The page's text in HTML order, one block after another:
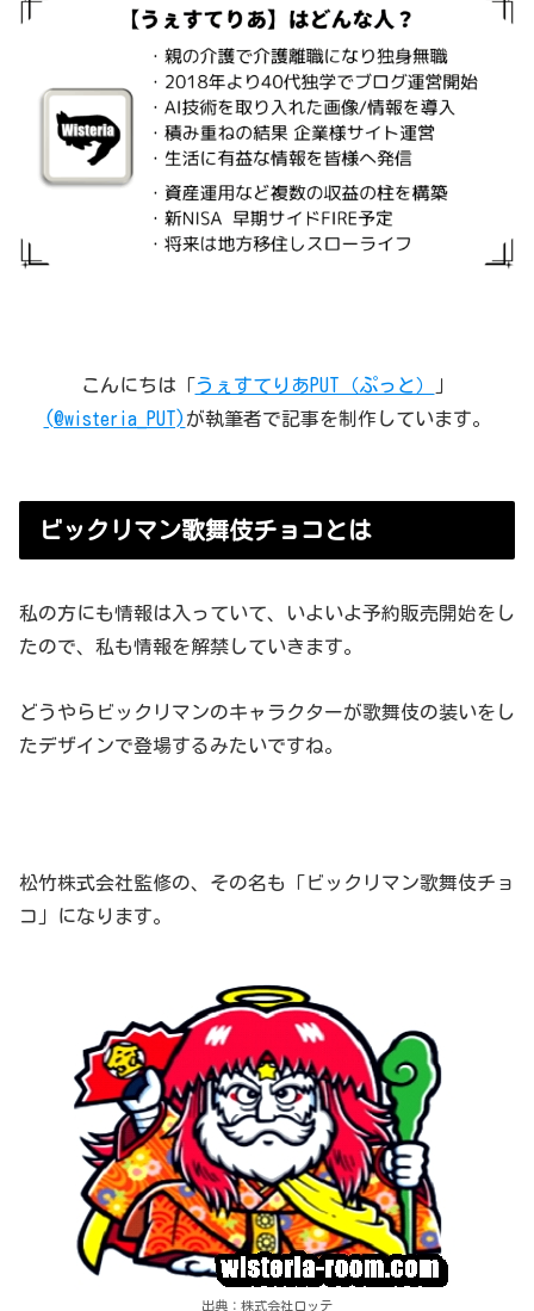
こんにちは「うぇすてりあPUT（ぷっと）
」
(@wisteria_PUT)が執筆者で記事を制作しています。
ビックリマン歌舞伎チョコとは
私の方にも情報は入っていて、いよいよ予約販売開始をし
たので、私も情報を解禁していきます。
どうやらビックリマンのキャラクターが歌舞伎の装いをし
たデザインで登場するみたいですね。
松竹株式会社監修の、その名も「ビックリマン歌舞伎チョ
コ」になります。
出典：株式会社ロッテ